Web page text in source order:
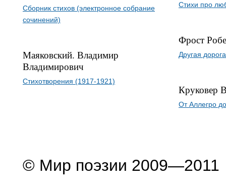
Сборник стихов (электронное собрание
сочинений)
Маяковский. Владимир
Владимирович
Стихотворения (1917-1921)
Стихи про
Фрост
Другая дорога
Круковер
От Аллегро
© Мир поэзии 2009—2011